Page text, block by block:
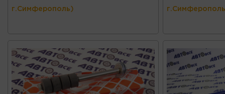
г.Симферополь)